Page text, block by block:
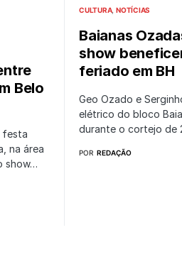
Belo
festa
na área
show…
CULTURA NOTÍCIAS
Baianas
show
feriado em BH
Geo Ozado e
elétrico do bloco
durante o cortejo de
POR REDAÇÃO